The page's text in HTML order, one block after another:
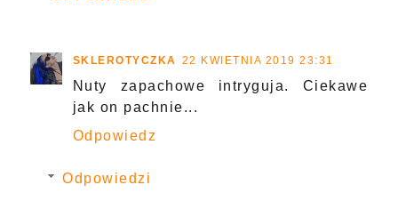
SKLEROTYCZKA 22 KWIETNIA 2019 23:31
Nuty zapachowe intryguja. Ciekawe
jak on pachnie...
Odpowiedz
Odpowiedzi